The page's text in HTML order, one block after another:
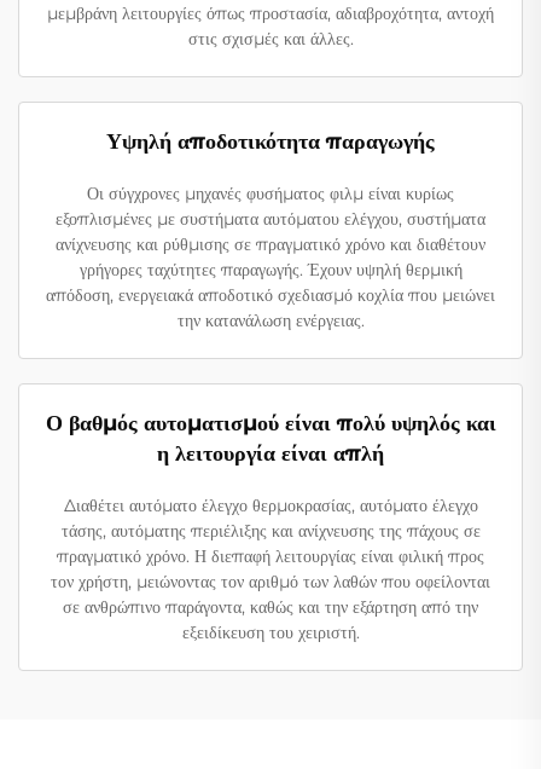
μεμβράνη λειτουργίες όπως προστασία, αδιαβροχότητα, αντοχή
στις σχισμές και άλλες.
Υψηλή αποδοτικότητα παραγωγής
Οι σύγχρονες μηχανές φυσήματος φιλμ είναι κυρίως
εξοπλισμένες με συστήματα αυτόματου ελέγχου, συστήματα
ανίχνευσης και ρύθμισης σε πραγματικό χρόνο και διαθέτουν
γρήγορες ταχύτητες παραγωγής. Έχουν υψηλή θερμική
απόδοση, ενεργειακά αποδοτικό σχεδιασμό κοχλία που μειώνει
την κατανάλωση ενέργειας.
Ο βαθμός αυτοματισμού είναι πολύ υψηλός και
η λειτουργία είναι απλή
Διαθέτει αυτόματο έλεγχο θερμοκρασίας, αυτόματο έλεγχο
τάσης, αυτόματης περιέλιξης και ανίχνευσης της πάχους σε
πραγματικό χρόνο. Η διεπαφή λειτουργίας είναι φιλική προς
τον χρήστη, μειώνοντας τον αριθμό των λαθών που οφείλονται
σε ανθρώπινο παράγοντα, καθώς και την εξάρτηση από την
εξειδίκευση του χειριστή.